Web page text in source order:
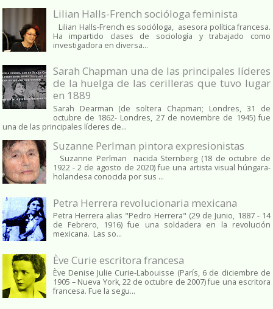
Lilian Halls-French socióloga feminista
Lilian Halls-French es socióloga, asesora política francesa.
Ha impartido clases de sociología y trabajado como
investigadora en diversa...
Sarah Chapman una de las principales líderes
de la huelga de las cerilleras que tuvo lugar
en 1889
Sarah Dearman (de soltera Chapman; Londres, 31 de
octubre de 1862​- Londres, 27 de noviembre de 1945)​ fue
una de las principales líderes de...
Suzanne Perlman pintora expresionistas
Suzanne Perlman nacida Sternberg (18 de octubre de
1922 - 2 de agosto de 2020) fue una artista visual húngara-
holandesa conocida por sus ...
Petra Herrera revolucionaria mexicana
Petra Herrera alias "Pedro Herrera" (29 de Junio, 1887 - 14
de Febrero, 1916) fue una soldadera en la revolución
mexicana. Las so...
Ève Curie escritora francesa
Ève Denise Julie Curie-Labouisse (París, 6 de diciembre de
1905 – Nueva York, 22 de octubre de 2007) fue una escritora
francesa. Fue la segu...